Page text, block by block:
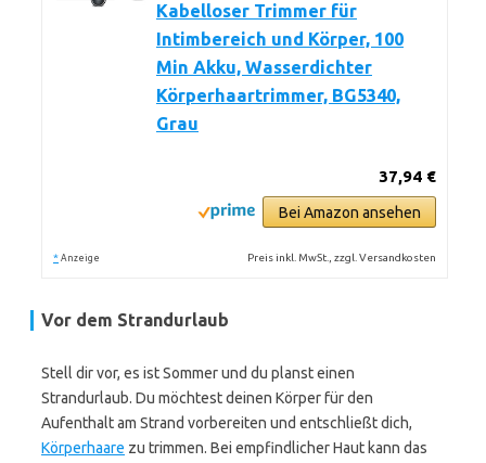
Kabelloser Trimmer für
Intimbereich und Körper, 100
Min Akku, Wasserdichter
Körperhaartrimmer, BG5340,
Grau
37,94 €
Bei Amazon ansehen
* Anzeige Preis inkl. MwSt., zzgl. Versandkosten
Vor dem Strandurlaub
Stell dir vor, es ist Sommer und du planst einen
Strandurlaub. Du möchtest deinen Körper für den
Aufenthalt am Strand vorbereiten und entschließt dich,
Körperhaare zu trimmen. Bei empfindlicher Haut kann das